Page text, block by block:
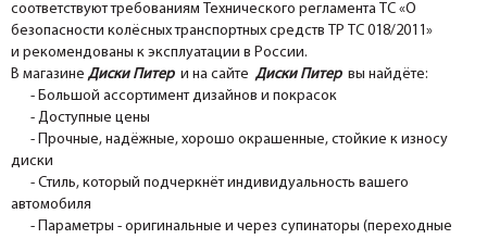
соответствуют требованиям Технического регламента ТС «О
безопасности колёсных транспортных средств ТР ТС 018/2011»
и рекомендованы к эксплуатации в России.
В магазине Диски Питер и на сайте Диски Питер вы найдёте:
- Большой ассортимент дизайнов и покрасок
- Доступные цены
- Прочные, надёжные, хорошо окрашенные, стойкие к износу
диски
- Стиль, который подчеркнёт индивидуальность вашего
автомобиля
- Параметры - оригинальные и через супинаторы (переходные